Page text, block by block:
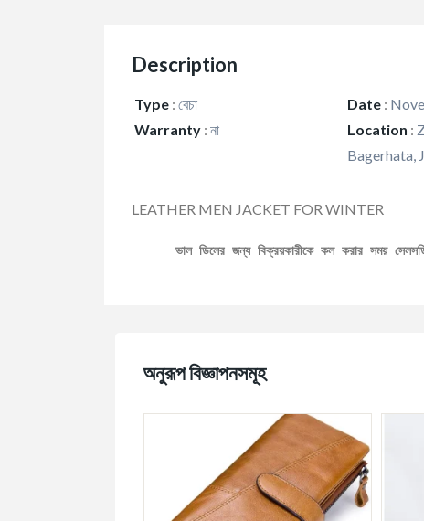
Description
Type : বেচা Date :
Warranty : না Location :
Bagerhata,
LEATHER MEN JACKET FOR WINTER
ভাল ডিলের জন্য বিক্রয়কারীকে কল করার সময়
অনুরূপ বিজ্ঞাপনসমূহ